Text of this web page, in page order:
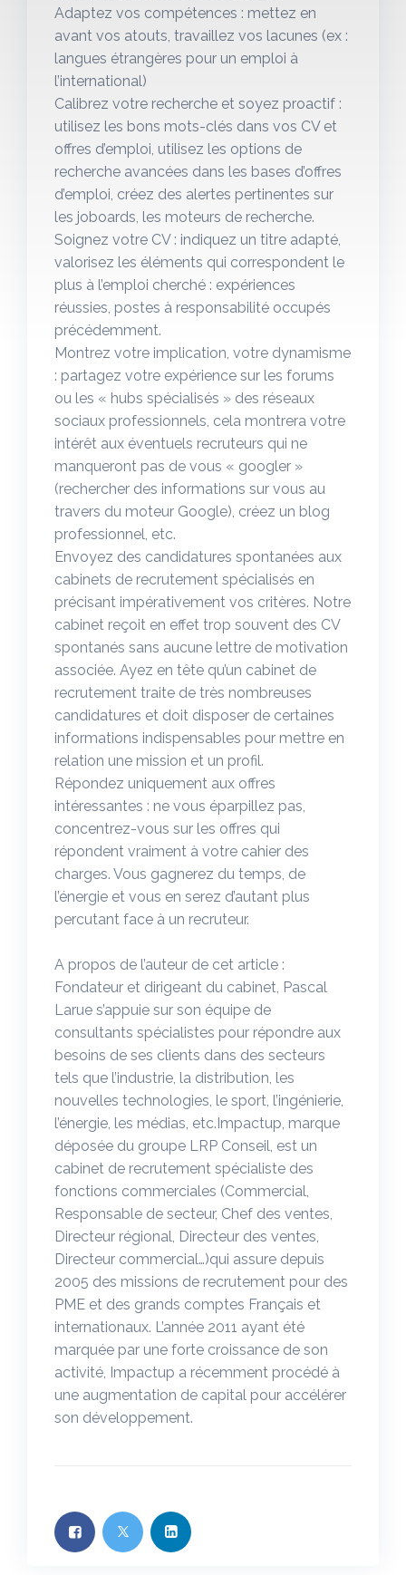
Adaptez vos compétences : mettez en
avant vos atouts, travaillez vos lacunes (ex :
langues étrangères pour un emploi à
l’international)
Calibrez votre recherche et soyez proactif :
utilisez les bons mots-clés dans vos CV et
offres d’emploi, utilisez les options de
recherche avancées dans les bases d’offres
d’emploi, créez des alertes pertinentes sur
les joboards, les moteurs de recherche.
Soignez votre CV : indiquez un titre adapté,
valorisez les éléments qui correspondent le
plus à l’emploi cherché : expériences
réussies, postes à responsabilité occupés
précédemment.
Montrez votre implication, votre dynamisme
: partagez votre expérience sur les forums
ou les « hubs spécialisés » des réseaux
sociaux professionnels, cela montrera votre
intérêt aux éventuels recruteurs qui ne
manqueront pas de vous « googler »
(rechercher des informations sur vous au
travers du moteur Google), créez un blog
professionnel, etc.
Envoyez des candidatures spontanées aux
cabinets de recrutement spécialisés en
précisant impérativement vos critères. Notre
cabinet reçoit en effet trop souvent des CV
spontanés sans aucune lettre de motivation
associée. Ayez en tête qu’un cabinet de
recrutement traite de très nombreuses
candidatures et doit disposer de certaines
informations indispensables pour mettre en
relation une mission et un profil.
Répondez uniquement aux offres
intéressantes : ne vous éparpillez pas,
concentrez-vous sur les offres qui
répondent vraiment à votre cahier des
charges. Vous gagnerez du temps, de
l’énergie et vous en serez d’autant plus
percutant face à un recruteur.
A propos de l’auteur de cet article :
Fondateur et dirigeant du cabinet, Pascal
Larue s’appuie sur son équipe de
consultants spécialistes pour répondre aux
besoins de ses clients dans des secteurs
tels que l’industrie, la distribution, les
nouvelles technologies, le sport, l’ingénierie,
l’énergie, les médias, etc.Impactup, marque
déposée du groupe LRP Conseil, est un
cabinet de recrutement spécialiste des
fonctions commerciales (Commercial,
Responsable de secteur, Chef des ventes,
Directeur régional, Directeur des ventes,
Directeur commercial…)qui assure depuis
2005 des missions de recrutement pour des
PME et des grands comptes Français et
internationaux. L’année 2011 ayant été
marquée par une forte croissance de son
activité, Impactup a récemment procédé à
une augmentation de capital pour accélérer
son développement.